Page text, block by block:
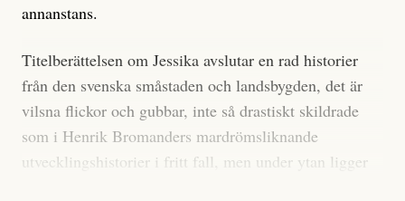
annanstans.
Titelberättelsen om Jessika avslutar en rad historier
från den svenska småstaden och landsbygden, det är
vilsna flickor och gubbar, inte så drastiskt skildrade
som i Henrik Bromanders mardrömsliknande
utvecklingshistorier i fritt fall, men under ytan ligger